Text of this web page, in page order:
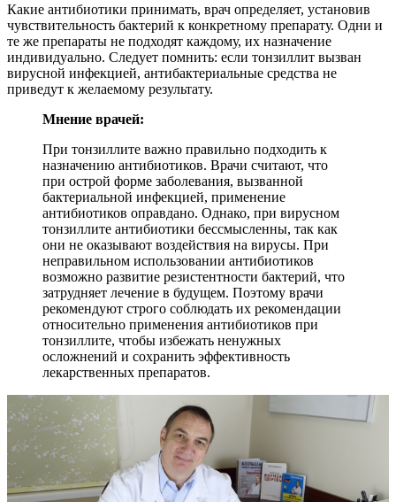
Какие антибиотики принимать, врач определяет, установив
чувствительность бактерий к конкретному препарату. Одни и
те же препараты не подходят каждому, их назначение
индивидуально. Следует помнить: если тонзиллит вызван
вирусной инфекцией, антибактериальные средства не
приведут к желаемому результату.
Мнение врачей:
При тонзиллите важно правильно подходить к
назначению антибиотиков. Врачи считают, что
при острой форме заболевания, вызванной
бактериальной инфекцией, применение
антибиотиков оправдано. Однако, при вирусном
тонзиллите антибиотики бессмысленны, так как
они не оказывают воздействия на вирусы. При
неправильном использовании антибиотиков
возможно развитие резистентности бактерий, что
затрудняет лечение в будущем. Поэтому врачи
рекомендуют строго соблюдать их рекомендации
относительно применения антибиотиков при
тонзиллите, чтобы избежать ненужных
осложнений и сохранить эффективность
лекарственных препаратов.